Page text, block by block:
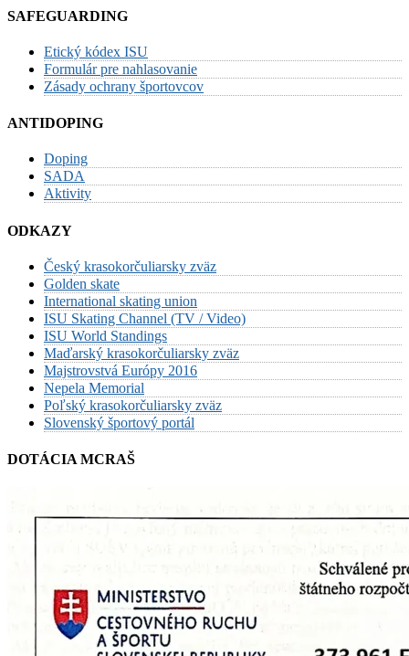
SAFEGUARDING
Etický kódex ISU
Formulár pre nahlasovanie
Zásady ochrany športovcov
ANTIDOPING
Doping
SADA
Aktivity
ODKAZY
Český krasokorčuliarsky zväz
Golden skate
International skating union
ISU Skating Channel (TV / Video)
ISU World Standings
Maďarský krasokorčuliarsky zväz
Majstrovstvá Európy 2016
Nepela Memorial
Poľský krasokorčuliarsky zväz
Slovenský športový portál
DOTÁCIA MCRAŠ